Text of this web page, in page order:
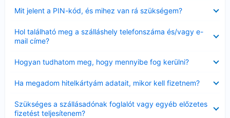
Mit jelent a PIN-kód, és mihez van rá szükségem?
Hol található meg a szálláshely telefonszáma és/vagy e-
mail címe?
Hogyan tudhatom meg, hogy mennyibe fog kerülni?
Ha megadom hitelkártyám adatait, mikor kell fizetnem?
Szükséges a szállásadónak foglalót vagy egyéb előzetes
fizetést teljesítenem?